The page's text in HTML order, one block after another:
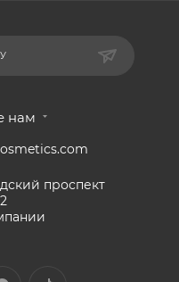
нам
проспект